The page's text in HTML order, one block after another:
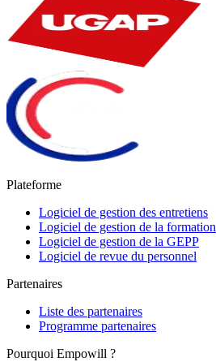
Plateforme
Logiciel de gestion des entretiens
Logiciel de gestion de la formation
Logiciel de gestion de la GEPP
Logiciel de revue du personnel
Partenaires
Liste des partenaires
Programme partenaires
Pourquoi Empowill ?